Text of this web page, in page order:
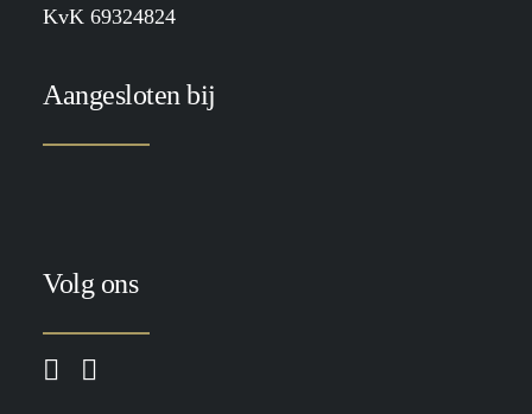
KvK 69324824
Aangesloten bij
Volg ons